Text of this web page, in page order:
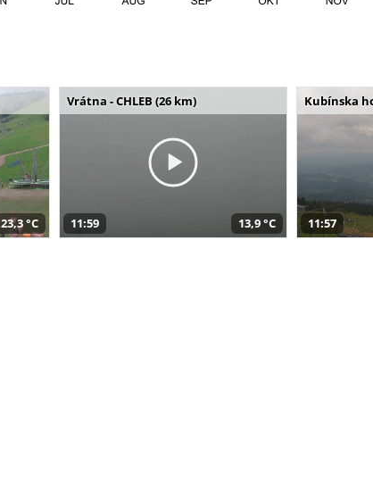
23,3 °C
Vrátna - CHLEB (26 km)
11:59 13,9 °C
Kubínska
11:57